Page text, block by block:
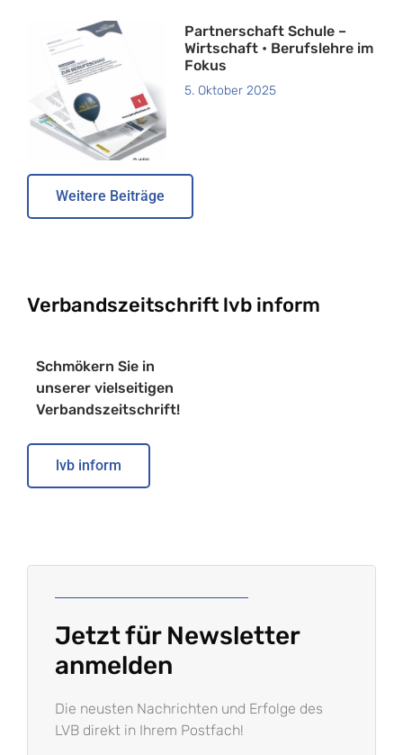
Partnerschaft Schule –
Wirtschaft • Berufslehre im
Fokus
5. Oktober 2025
Weitere Beiträge
Verbandszeitschrift lvb inform
Schmökern Sie in
unserer vielseitigen
Verbandszeitschrift!
lvb inform
Jetzt für Newsletter
anmelden
Die neusten Nachrichten und Erfolge des
LVB direkt in Ihrem Postfach!